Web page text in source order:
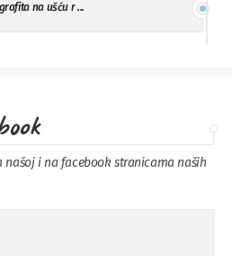
na ušću r ...
našoj i na facebook stranicama naših